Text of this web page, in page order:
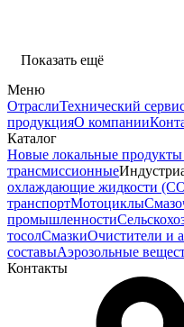
Показать ещё
Меню
ОтраслиТехнический
продукцияО компании
Каталог
Новые локальные
трансмиссионные
охлаждающие жидкости
транспортМотоциклы
промышленности
тосолСмазкиОчистители и
составыАэрозольные
Контакты